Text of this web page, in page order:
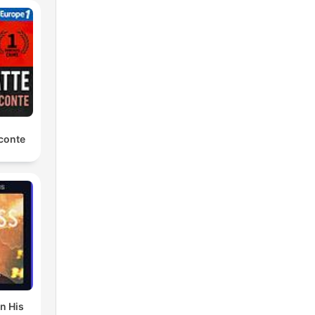
His